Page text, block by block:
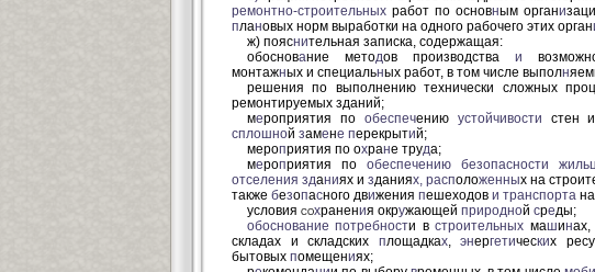
ремонтно-строительных работ по основным органи
плановых норм выработки на одного рабочего этих орган
ж) пояснительная записка, содержащая:
обоснование методов производства и
монтажных и специальных работ, в том числе выполн
решения по выполнению технически сложных
ремонтируемых зданий;
мероприятия по обеспечению устойчивости стен
сплошной замене перекрытий;
мероприятия по охране труда;
мероприятия по обеспечению безопасности
отселения зданиях и зданиях, расположенных на
также безопасного движения пешеходов и транспорта на
условия сохранения окружающей природной среды;
обоснование потребности встроительных машинах,
складах и складских площадках,энергетических
бытовых помещениях;